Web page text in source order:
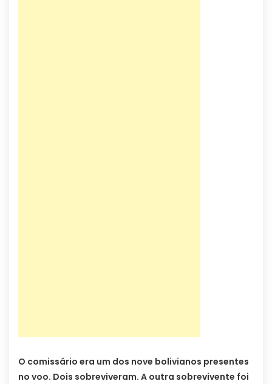
O comissário era um dos nove bolivianos presentes
no voo. Dois sobreviveram. A outra sobrevivente foi